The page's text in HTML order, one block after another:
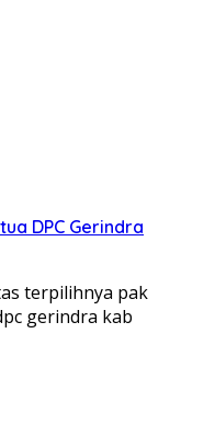
DPC Gerindra
terpilihnya pak
gerindra kab